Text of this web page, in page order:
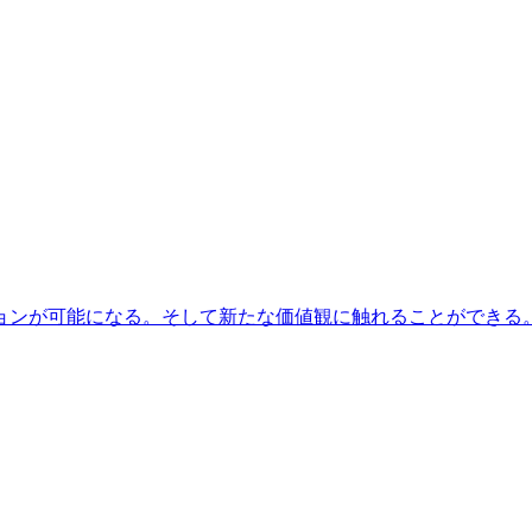
が可能になる。そして新たな価値観に触れることができ